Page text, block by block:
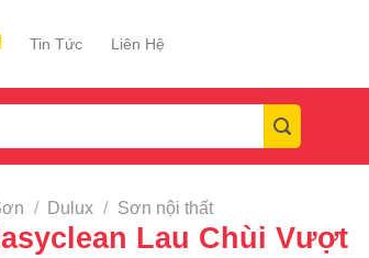
Tin Tức Liên Hệ
/ Dulux / Sơn nội thất
Lau Chùi Vượt